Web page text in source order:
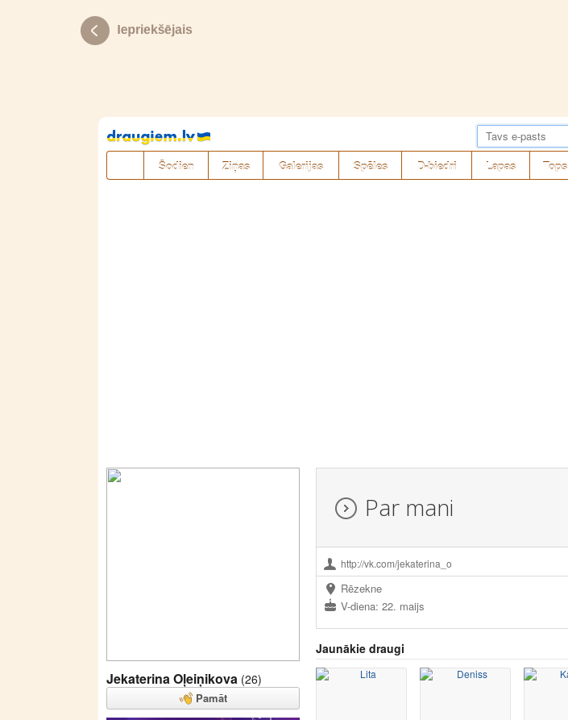
Pāriet
uz
saturu
Šodien Ziņas Galerijas Spēles D-biedri Lapas Tops
Jekaterina Oļeiņikova (26)
Pamāt
Par mani
http://vk.com/jekaterina_o
Rēzekne
V-diena: 22. maijs
Jaunākie draugi